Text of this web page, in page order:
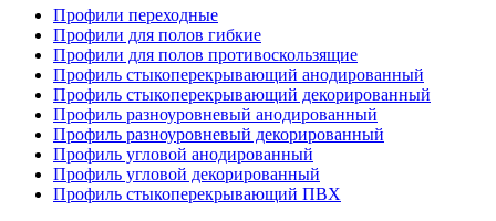
Профили переходные
Профили для полов гибкие
Профили для полов противоскользящие
Профиль стыкоперекрывающий анодированный
Профиль стыкоперекрывающий декорированный
Профиль разноуровневый анодированный
Профиль разноуровневый декорированный
Профиль угловой анодированный
Профиль угловой декорированный
Профиль стыкоперекрывающий ПВХ